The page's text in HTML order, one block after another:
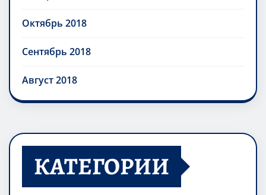
Октябрь 2018
Сентябрь 2018
Август 2018
КАТЕГОРИИ